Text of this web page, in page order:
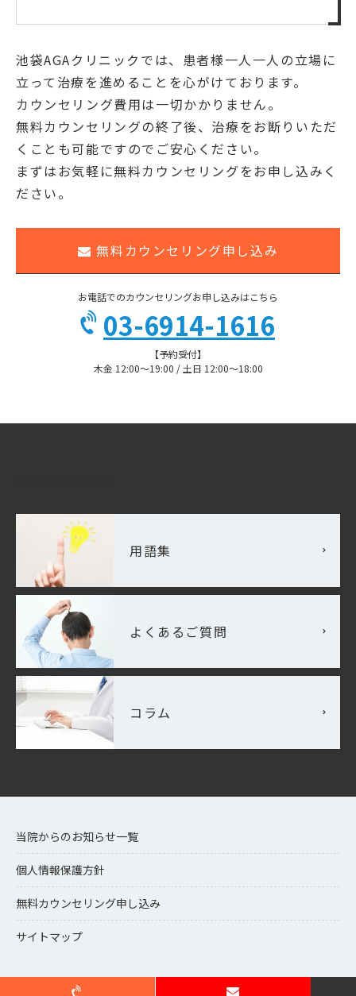
池袋AGAクリニックでは、患者様一人一人の立場に
立って治療を進めることを心がけております。
カウンセリング費用は一切かかりません。
無料カウンセリングの終了後、治療をお断りいただ
くことも可能ですのでご安心ください。
まずはお気軽に無料カウンセリングをお申し込みく
ださい。
無料カウンセリング申し込み
お電話でのカウンセリングお申し込みはこちら
03-6914-1616
【予約受付】
木金 12:00〜19:00 / 土日 12:00〜18:00
用語集
よくあるご質問
コラム
当院からのお知らせ一覧
個人情報保護方針
無料カウンセリング申し込み
サイトマップ